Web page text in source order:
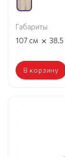
Габариты
107 см × 38.5
В корзину